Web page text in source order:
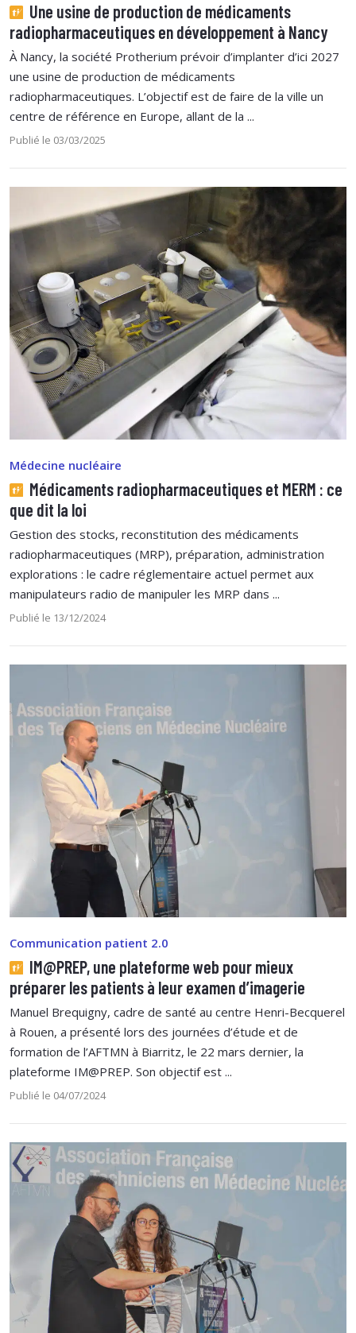
Une usine de production de médicaments
radiopharmaceutiques en développement à Nancy
À Nancy, la société Protherium prévoir d’implanter d’ici 2027
une usine de production de médicaments
radiopharmaceutiques. L’objectif est de faire de la ville un
centre de référence en Europe, allant de la ...
Publié le 03/03/2025
Médecine nucléaire
Médicaments radiopharmaceutiques et MERM : ce
que dit la loi
Gestion des stocks, reconstitution des médicaments
radiopharmaceutiques (MRP), préparation, administration
explorations : le cadre réglementaire actuel permet aux
manipulateurs radio de manipuler les MRP dans ...
Publié le 13/12/2024
Communication patient 2.0
IM@PREP, une plateforme web pour mieux
préparer les patients à leur examen d’imagerie
Manuel Brequigny, cadre de santé au centre Henri-Becquerel
à Rouen, a présenté lors des journées d’étude et de
formation de l’AFTMN à Biarritz, le 22 mars dernier, la
plateforme IM@PREP. Son objectif est ...
Publié le 04/07/2024